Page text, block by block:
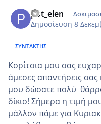
pot_elen
Δημοσίευση 8
ΣΥΝΤΆΚΤΗΣ
Κορίτσια μου σας
άμεσες απαντήσεις
μου δώσατε πολύ
δίκιο! Σήμερα η τιμή
μάλλον πάμε για